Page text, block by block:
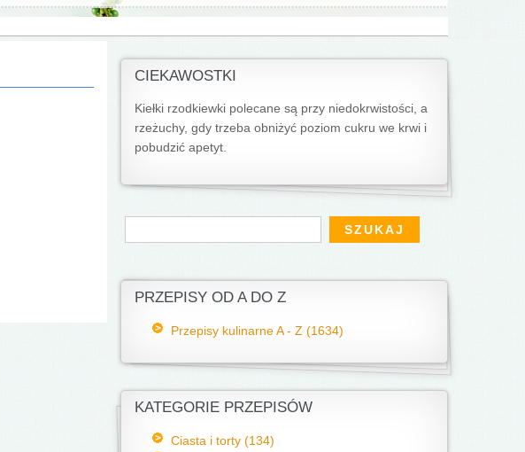
CIEKAWOSTKI
Kiełki rzodkiewki polecane są przy niedokrwistości, a
rzeżuchy, gdy trzeba obniżyć poziom cukru we krwi i
pobudzić apetyt.
Formularz wyszukiwania
Szukaj
PRZEPISY OD A DO Z
Przepisy kulinarne A - Z (1634)
KATEGORIE PRZEPISÓW
Ciasta i torty (134)